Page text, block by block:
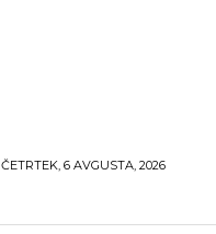
ČETRTEK, 6 AVGUSTA, 2026